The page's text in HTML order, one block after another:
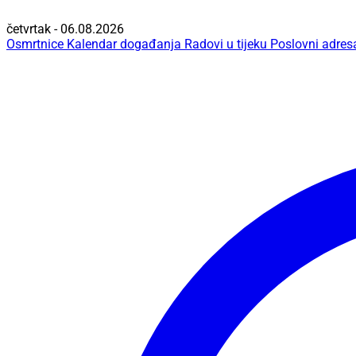
četvrtak - 06.08.2026
Osmrtnice Kalendar događanja Radovi u tijeku Poslovni